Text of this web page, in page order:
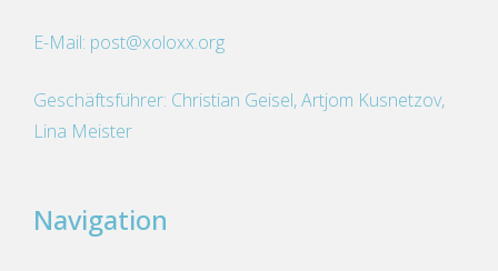
E-Mail: post@xoloxx.org
Geschäftsführer: Christian Geisel, Artjom Kusnetzov,
Lina Meister
Navigation